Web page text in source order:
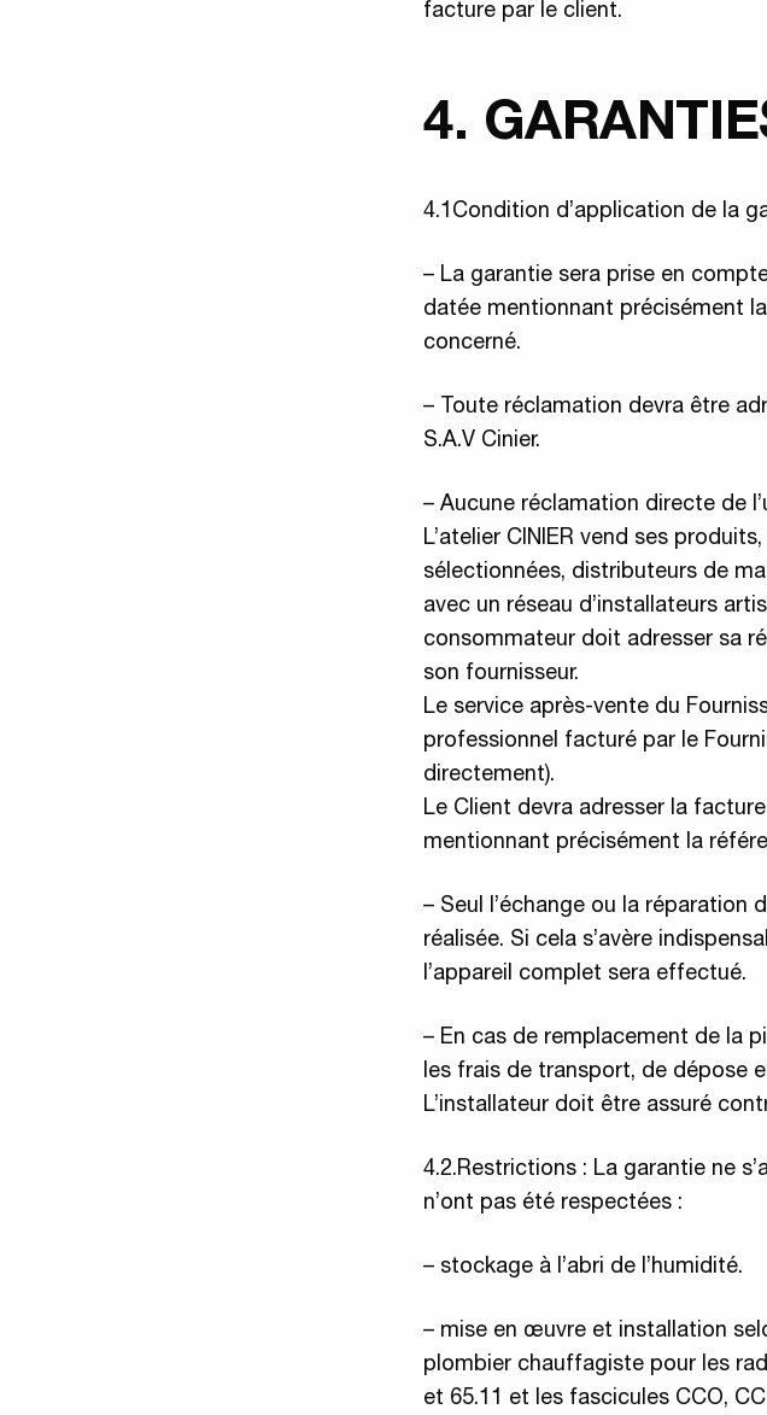
facture par le client.
4.
4.1Condition d’application de la
– La garantie sera prise en
datée mentionnant précisément
concerné.
– Toute réclamation devra être
S.A.V Cinier.
– Aucune réclamation directe de
L’atelier CINIER vend ses
sélectionnées, distributeurs de
avec un réseau d’installateurs
consommateur doit adresser sa
son fournisseur.
Le service après-vente du
professionnel facturé par le
directement).
Le Client devra adresser la
mentionnant précisément la
– Seul l’échange ou la
réalisée. Si cela s’avère
l’appareil complet sera effectué.
– En cas de remplacement de la
les frais de transport, de dépose
L’installateur doit être assuré
4.2.Restrictions : La garantie ne
n’ont pas été respectées :
– stockage à l’abri de l’humidité.
– mise en œuvre et installation
plombier chauffagiste pour les
et 65.11 et les fascicules CCO,